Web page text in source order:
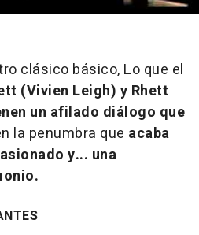
clásico básico, Lo que el
(Vivien Leigh) y Rhett
un afilado diálogo que
la penumbra que acaba
y... una